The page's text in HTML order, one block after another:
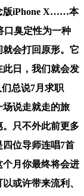
版iPhone X……本
口臭定性为一种
会打回原形。它
日，我们就会发
总说7月求职
说走就走的旅
只不外此前更多
位导师连唱7首
月你最终将会进
或许带来流利、